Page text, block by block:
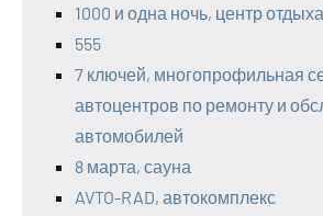
1000 и одна ночь, центр отдыха
555
7 ключей, многопрофильная
автоцентров по ремонту и
автомобилей
8 марта, сауна
AVTO-RAD, автокомплекс